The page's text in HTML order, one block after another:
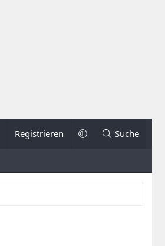
Registrieren Suche